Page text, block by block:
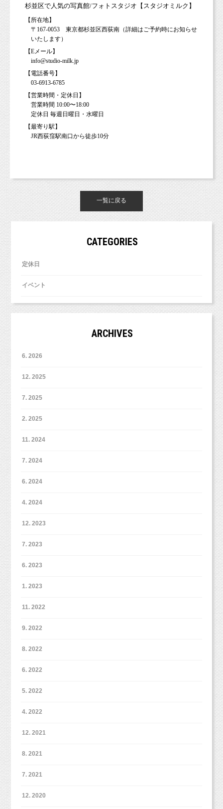
杉並区で人気の写真館/フォトスタジオ【スタジオミルク】
【所在地】
〒167-0053 東京都杉並区西荻南（詳細はご予約時にお知らせ
いたします）
【Eメール】
info@studio-milk.jp
【電話番号】
03-6913-6785
【営業時間・定休日】
営業時間 10:00〜18:00
定休日 毎週日曜日・水曜日
【最寄り駅】
JR西荻窪駅南口から徒歩10分
一覧に戻る
CATEGORIES
定休日
イベント
ARCHIVES
6. 2026
12. 2025
7. 2025
2. 2025
11. 2024
7. 2024
6. 2024
4. 2024
12. 2023
7. 2023
6. 2023
1. 2023
11. 2022
9. 2022
8. 2022
6. 2022
5. 2022
4. 2022
12. 2021
8. 2021
7. 2021
12. 2020